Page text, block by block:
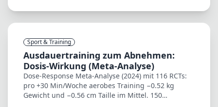
Sport & Training
Ausdauertraining zum Abnehmen:
Dosis-Wirkung (Meta-Analyse)
Dose-Response Meta-Analyse (2024) mit 116 RCTs:
pro +30 Min/Woche aerobes Training −0.52 kg
Gewicht und −0.56 cm Taille im Mittel. 150